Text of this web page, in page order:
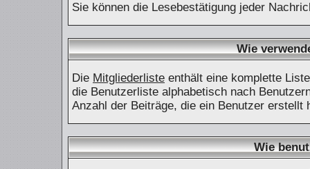
Sie können die Lesebestätigung jeder
Wie
Die Mitgliederliste enthält eine komplette
die Benutzerliste alphabetisch nach
Anzahl der Beiträge, die ein Benutzer erstellt
Wie